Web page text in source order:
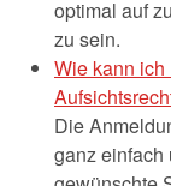
optimal auf
zu sein.
Wie kann ich
Die
ganz einfach